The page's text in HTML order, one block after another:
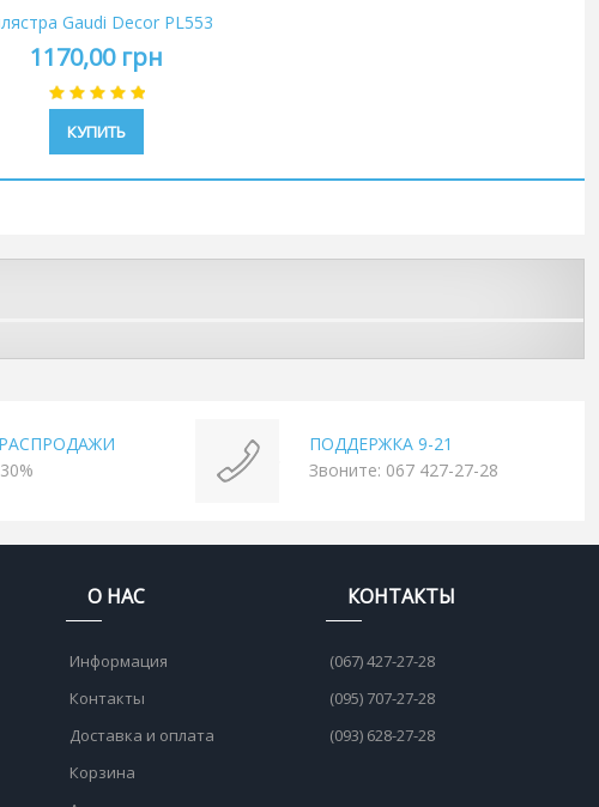
Gaudi Decor PL553
1170,00 грн
КУПИТЬ
ПОДДЕРЖКА 9-21
Звоните: 067 427-27-28
О НАС
Информация
Контакты
Доставка и оплата
Корзина
КОНТАКТЫ
(067) 427-27-28
(095) 707-27-28
(093) 628-27-28